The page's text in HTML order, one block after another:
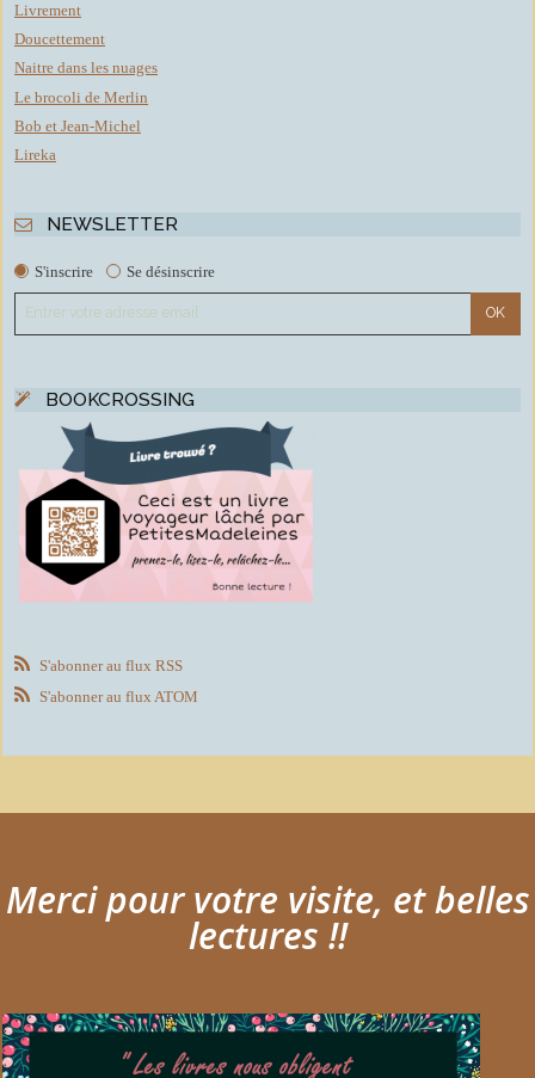
Livrement
Doucettement
Naitre dans les nuages
Le brocoli de Merlin
Bob et Jean-Michel
Lireka
NEWSLETTER
S'inscrire Se désinscrire
BOOKCROSSING
S'abonner au flux RSS
S'abonner au flux ATOM
Merci pour votre visite, et belles
lectures !!